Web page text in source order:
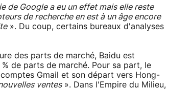
de Google a eu un effet mais elle reste
de recherche en est à un âge encore
». Du coup, certains bureaux d'analyses
des parts de marché, Baidu est
de parts de marché. Pour sa part, le
Gmail et son départ vers Hong-
ventes». Dans l'Empire du Milieu,